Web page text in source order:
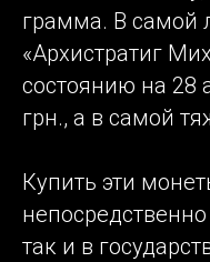
грамма. В самой
«Архистратиг
состоянию на 28
грн., а в самой
Купить эти
так и в